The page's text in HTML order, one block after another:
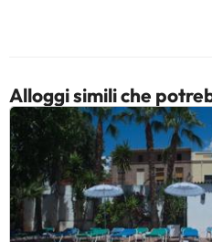
Alloggi simili che